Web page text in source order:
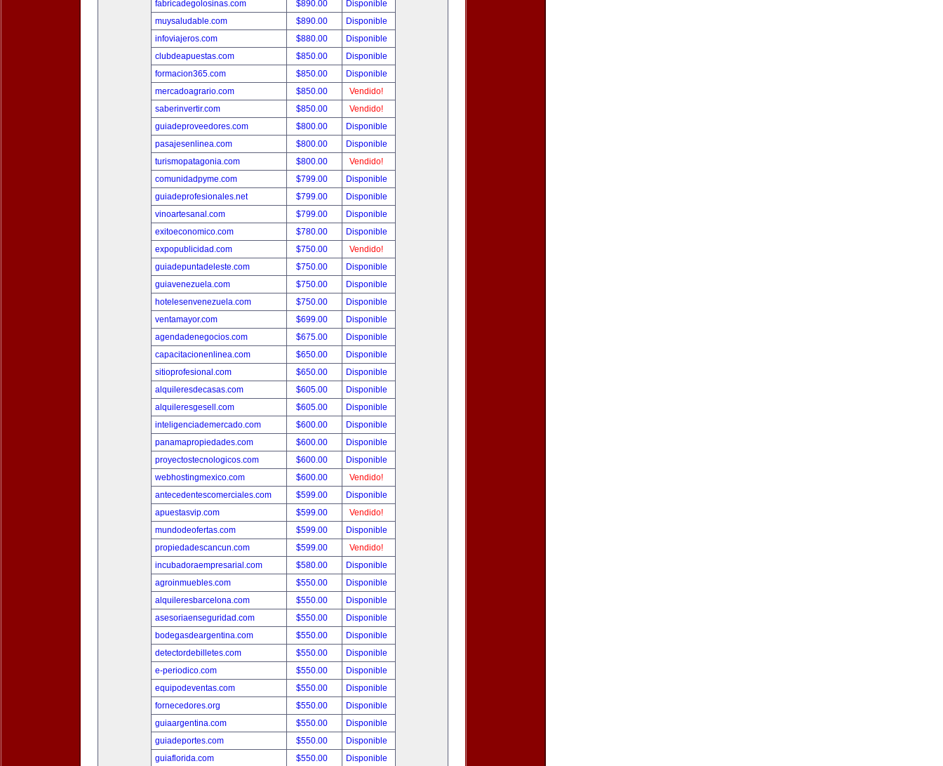
fabricadegolosinas.com
$890.00
Disponible
muysaludable.com
$890.00
Disponible
infoviajeros.com
$880.00
Disponible
clubdeapuestas.com
$850.00
Disponible
formacion365.com
$850.00
Disponible
mercadoagrario.com
$850.00
Vendido!
saberinvertir.com
$850.00
Vendido!
guiadeproveedores.com
$800.00
Disponible
pasajesenlinea.com
$800.00
Disponible
turismopatagonia.com
$800.00
Vendido!
comunidadpyme.com
$799.00
Disponible
guiadeprofesionales.net
$799.00
Disponible
vinoartesanal.com
$799.00
Disponible
exitoeconomico.com
$780.00
Disponible
expopublicidad.com
$750.00
Vendido!
guiadepuntadeleste.com
$750.00
Disponible
guiavenezuela.com
$750.00
Disponible
hotelesenvenezuela.com
$750.00
Disponible
ventamayor.com
$699.00
Disponible
agendadenegocios.com
$675.00
Disponible
capacitacionenlinea.com
$650.00
Disponible
sitioprofesional.com
$650.00
Disponible
alquileresdecasas.com
$605.00
Disponible
alquileresgesell.com
$605.00
Disponible
inteligenciademercado.com
$600.00
Disponible
panamapropiedades.com
$600.00
Disponible
proyectostecnologicos.com
$600.00
Disponible
webhostingmexico.com
$600.00
Vendido!
antecedentescomerciales.com
$599.00
Disponible
apuestasvip.com
$599.00
Vendido!
mundodeofertas.com
$599.00
Disponible
propiedadescancun.com
$599.00
Vendido!
incubadoraempresarial.com
$580.00
Disponible
agroinmuebles.com
$550.00
Disponible
alquileresbarcelona.com
$550.00
Disponible
asesoriaenseguridad.com
$550.00
Disponible
bodegasdeargentina.com
$550.00
Disponible
detectordebilletes.com
$550.00
Disponible
e-periodico.com
$550.00
Disponible
equipodeventas.com
$550.00
Disponible
fornecedores.org
$550.00
Disponible
guiaargentina.com
$550.00
Disponible
guiadeportes.com
$550.00
Disponible
guiaflorida.com
$550.00 Disponible